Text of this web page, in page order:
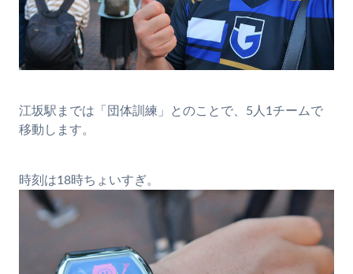
江坂駅までは「団体訓練」とのことで、5人1チームで
移動します。
時刻は18時ちょいすぎ。